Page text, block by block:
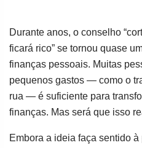
Durante anos, o conselho
ficará rico” se tornou quase
finanças pessoais. Muitas
pequenos gastos — como o
rua — é suficiente para
finanças. Mas será que isso
Embora a ideia faça sentido